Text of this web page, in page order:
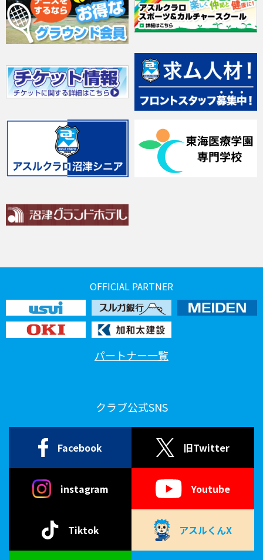
OFFICIAL PARTNER
パートナー一覧
クラブ公式SNS
Facebook 旧Twitter
instagram Youtube
Tiktok アスルくんX